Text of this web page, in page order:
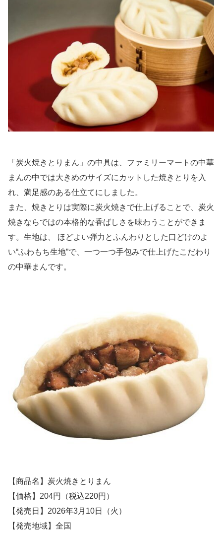
「炭火焼きとりまん」の中具は、ファミリーマートの中華
まんの中では大きめのサイズにカットした焼きとりを入
れ、満足感のある仕立てにしました。
また、焼きとりは実際に炭火焼きで仕上げることで、炭火
焼きならではの本格的な香ばしさを味わうことができま
す。生地は、 ほどよい弾力とふんわりとした口どけのよ
い“ふわもち生地”で、一つ一つ手包みで仕上げたこだわり
の中華まんです。
【商品名】炭火焼きとりまん
【価格】204円（税込220円）
【発売日】2026年3月10日（火）
【発売地域】全国